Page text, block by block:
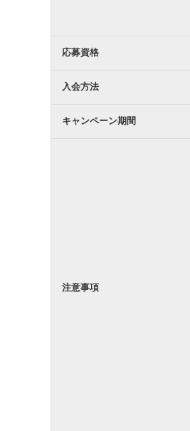
応募資格
入会方法
キャンペーン期間
注意事項